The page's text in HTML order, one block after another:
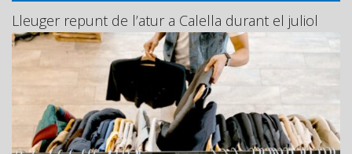
Lleuger repunt de l’atur a Calella durant el juliol